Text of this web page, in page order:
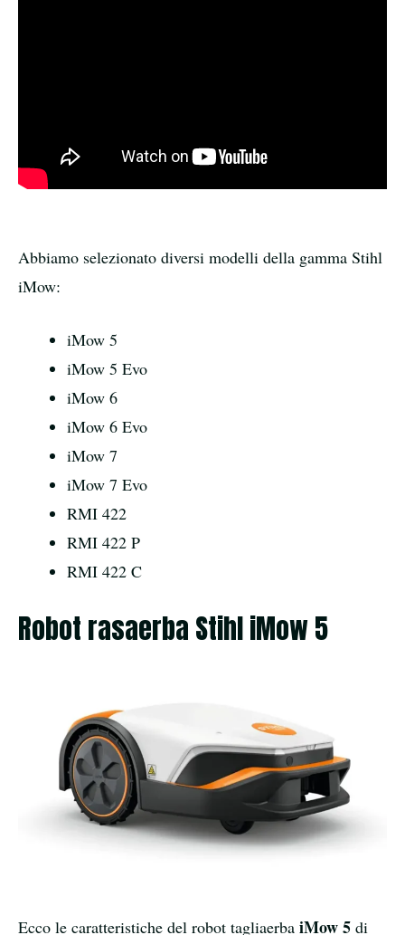
Abbiamo selezionato diversi modelli della gamma Stihl
iMow:
iMow 5
iMow 5 Evo
iMow 6
iMow 6 Evo
iMow 7
iMow 7 Evo
RMI 422
RMI 422 P
RMI 422 C
Robot rasaerba Stihl iMow 5
Ecco le caratteristiche del robot tagliaerba iMow 5 di